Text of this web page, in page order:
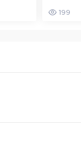
现东方
199